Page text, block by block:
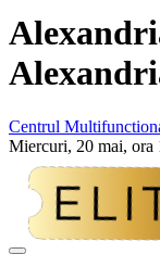
Centrul
Miercuri, 20 mai, ora
Adaugă